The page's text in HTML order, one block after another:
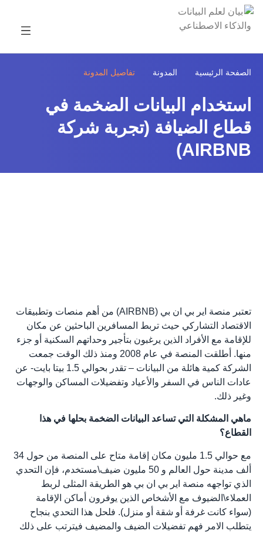
الصفحة الرئيسية المدونة تفاصيل المدونة
استخدام البيانات الضخمة في
قطاع الضيافة (تجربة شركة
AIRBNB)
تعتبر منصة اير بي ان بي (AIRBNB) من أهم منصات وتطبيقات
الاقتصاد التشاركي حيث تربط المسافرين الباحثين عن مكان
للإقامة مع الأفراد الذين يرغبون بتأجير وحداتهم السكنية أو جزء
منها. أطلقت المنصة في عام 2008 ومنذ ذلك الوقت جمعت
الشركة كمية هائلة من البيانات – تقدر بحوالي 1.5 بيتا بايت- عن
عادات الناس في السفر والأعياد وتفضيلات المساكن والوجهات
وغير ذلك.
ماهي المشكلة التي تساعد البيانات الضخمة بحلها في هذا
القطاع؟
مع حوالي 1.5 مليون مكان إقامة متاح على المنصة من حول 34
ألف مدينة حول العالم و 50 مليون ضيف\مستخدم، فإن التحدي
الذي تواجهه منصة اير بي ان بي هو الطريقة المثلى لربط
العملاء\الضيوف مع الأشخاص الذين يوفرون أماكن الإقامة
(سواء كانت غرفة أو شقة أو منزل). فلحل هذا التحدي بنجاح
يتطلب الامر فهم تفضيلات الضيف والمضيف فيترتب على ذلك